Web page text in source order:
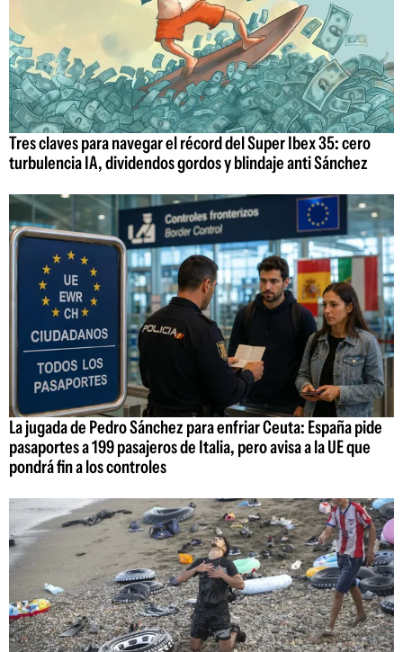
Tres claves para navegar el récord del Super Ibex 35: cero
turbulencia IA, dividendos gordos y blindaje anti Sánchez
La jugada de Pedro Sánchez para enfriar Ceuta: España pide
pasaportes a 199 pasajeros de Italia, pero avisa a la UE que
pondrá fin a los controles